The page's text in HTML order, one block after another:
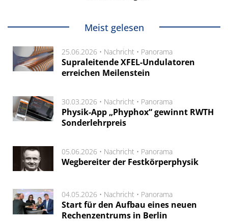
Meist gelesen
25.06.2026 • Nachricht • Panorama
Supraleitende XFEL-Undulatoren
erreichen Meilenstein
30.03.2026 • Nachricht • Panorama
Physik-App „Phyphox“ gewinnt RWTH
Sonderlehrpreis
05.06.2026 • Nachricht • Panorama
Wegbereiter der Festkörperphysik
04.05.2026 • Nachricht • Panorama
Start für den Aufbau eines neuen
Rechenzentrums in Berlin